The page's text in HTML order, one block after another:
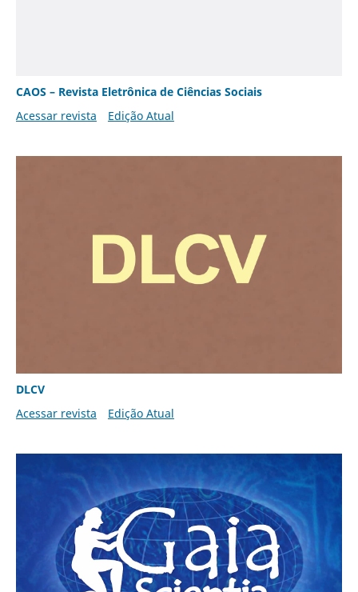
CAOS – Revista Eletrônica de Ciências Sociais
Acessar revista
Edição Atual
DLCV
Acessar revista
Edição Atual